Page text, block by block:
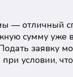
— отличный
сумму уже
заявку
условии,